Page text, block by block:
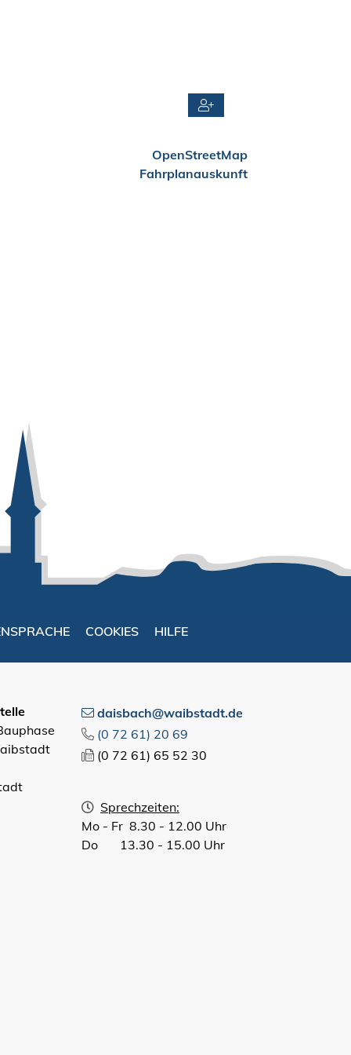
OpenStreetMap
Fahrplanauskunft
COOKIES HILFE
daisbach@waibstadt.de
(0 72 61) 20 69
(0 72 61) 65 52 30
Sprechzeiten:
Mo - Fr 8.30 - 12.00 Uhr
Do 13.30 - 15.00 Uhr